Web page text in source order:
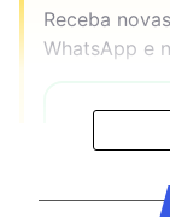
Receba
WhatsApp e